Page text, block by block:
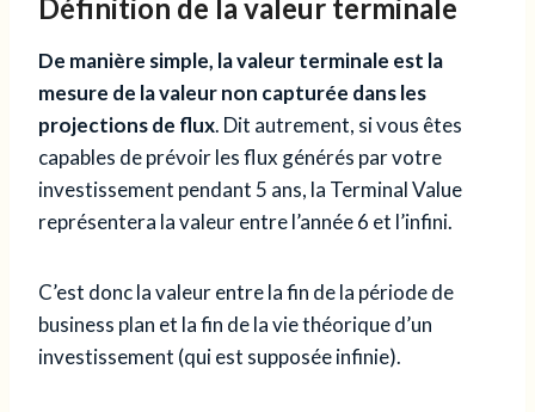
Définition de la valeur terminale
De manière simple, la valeur terminale est la
mesure de la valeur non capturée dans les
projections de flux. Dit autrement, si vous êtes
capables de prévoir les flux générés par votre
investissement pendant 5 ans, la Terminal Value
représentera la valeur entre l’année 6 et l’infini.
C’est donc la valeur entre la fin de la période de
business plan et la fin de la vie théorique d’un
investissement (qui est supposée infinie).